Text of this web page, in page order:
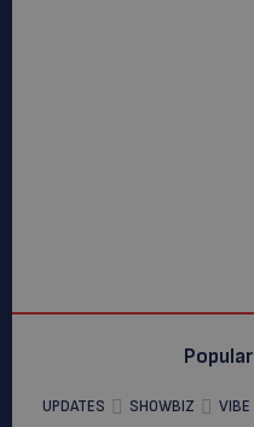
UPDATES SHOWBIZ VIBE